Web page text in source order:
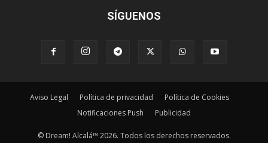
SÍGUENOS
Aviso Legal Política de privacidad
Política de Cookies
Notificaciones Push
Publicidad
© Dream! Alcalá™ 2026. Todos los derechos reservados.